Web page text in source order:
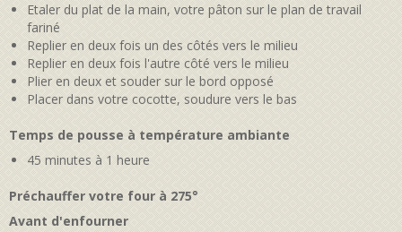
Etaler du plat de la main, votre pâton sur le plan de travail
fariné
Replier en deux fois un des côtés vers le milieu
Replier en deux fois l'autre côté vers le milieu
Plier en deux et souder sur le bord opposé
Placer dans votre cocotte, soudure vers le bas
Temps de pousse à température ambiante
45 minutes à 1 heure
Préchauffer votre four à 275°
Avant d'enfourner